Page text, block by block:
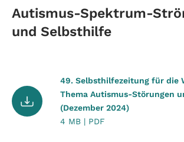
Autismus-Spektrum-
und Selbsthilfe
49. Selbsthilfezeitung für die
Thema Autismus-Störungen
(Dezember 2024)
4 MB | PDF